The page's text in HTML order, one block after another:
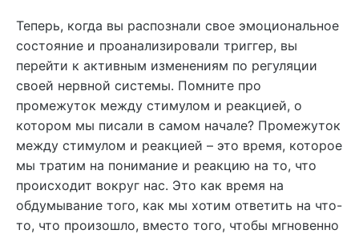
Теперь, когда вы распознали свое эмоциональное
состояние и проанализировали триггер, вы
перейти к активным изменениям по регуляции
своей нервной системы. Помните про
промежуток между стимулом и реакцией, о
котором мы писали в самом начале? Промежуток
между стимулом и реакцией – это время, которое
мы тратим на понимание и реакцию на то, что
происходит вокруг нас. Это как время на
обдумывание того, как мы хотим ответить на что-
то, что произошло, вместо того, чтобы мгновенно